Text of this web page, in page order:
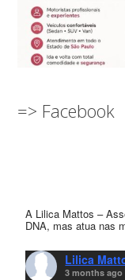
=> Facebook
A Lilica Mattos –
DNA, mas atua nas
Lilica
3 months ago